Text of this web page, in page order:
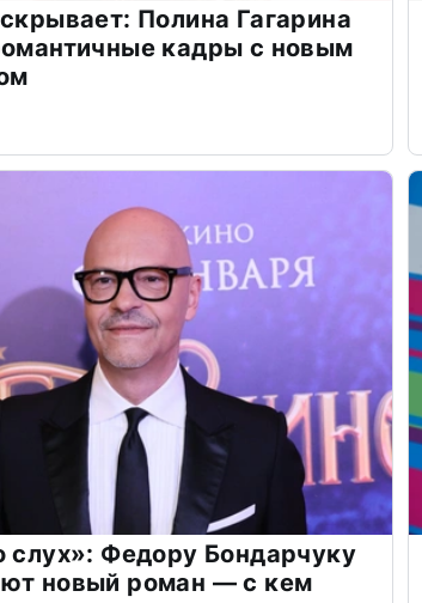
Полина Гагарина
кадры с новым
слух»: Федору Бондарчуку
новый роман — с кем